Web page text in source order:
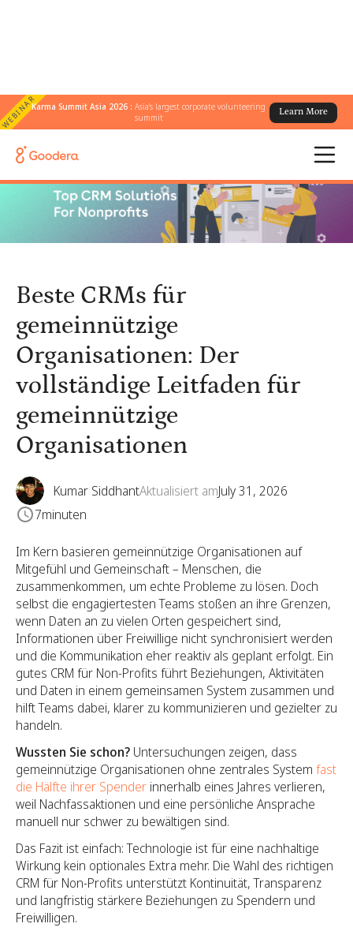
WEBINARKarma Summit Asia 2026 :Asia's largest corporate volunteering
summit
Learn More
← Alle Blogs
Leitfaden für gemeinnützige Organisationen
Beste CRMs für
gemeinnützige
Organisationen: Der
vollständige Leitfaden für
gemeinnützige
Organisationen
Kumar SiddhantAktualisiert amJuly 31, 2026
7minuten
Im Kern basieren gemeinnützige Organisationen auf
Mitgefühl und Gemeinschaft – Menschen, die
zusammenkommen, um echte Probleme zu lösen. Doch
selbst die engagiertesten Teams stoßen an ihre Grenzen,
wenn Daten an zu vielen Orten gespeichert sind,
Informationen über Freiwillige nicht synchronisiert werden
und die Kommunikation eher reaktiv als geplant erfolgt. Ein
gutes CRM für Non-Profits führt Beziehungen, Aktivitäten
und Daten in einem gemeinsamen System zusammen und
hilft Teams dabei, klarer zu kommunizieren und gezielter zu
handeln.
Wussten Sie schon? Untersuchungen zeigen, dass
gemeinnützige Organisationen ohne zentrales System fast
die Hälfte ihrer Spender innerhalb eines Jahres verlieren,
weil Nachfassaktionen und eine persönliche Ansprache
manuell nur schwer zu bewältigen sind.
Das Fazit ist einfach: Technologie ist für eine nachhaltige
Wirkung kein optionales Extra mehr. Die Wahl des richtigen
CRM für Non-Profits unterstützt Kontinuität, Transparenz
und langfristig stärkere Beziehungen zu Spendern und
Freiwilligen.